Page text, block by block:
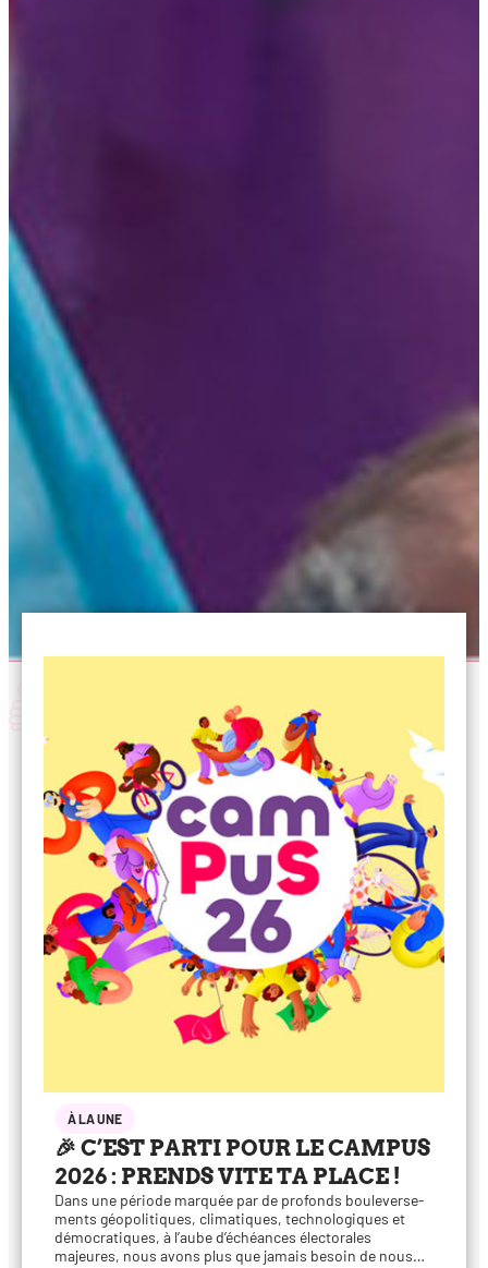
À LA UNE
🎉 C’EST PARTI POUR LE CAMPUS
2026 : PRENDS VITE TA PLACE !
Dans une période mar­quée par de pro­fonds bou­le­ver­se­
ments géo­po­li­tiques, cli­ma­tiques, tech­no­lo­giques et
démo­cra­tiques, à l’aube d’échéances élec­to­rales
majeures, nous avons plus que jamais besoin de nous…